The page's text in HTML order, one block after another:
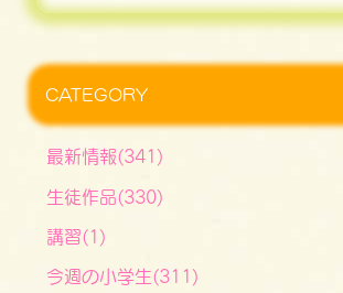
CATEGORY
最新情報(341)
生徒作品(330)
講習(1)
今週の小学生(311)